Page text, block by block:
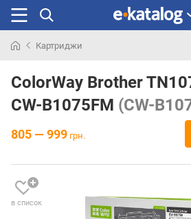
раньше
Картриджи
ColorWay Brother
CW-B1075FM (CW-
805 — 999 грн.
в список